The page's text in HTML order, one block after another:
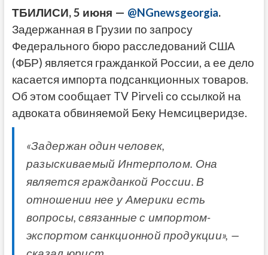
ТБИЛИСИ, 5 июня — @NGnewsgeorgia.
Задержанная в Грузии по запросу
Федерального бюро расследований США
(ФБР) является гражданкой России, а ее дело
касается импорта подсанкционных товаров.
Об этом сообщает TV Pirveli со ссылкой на
адвоката обвиняемой Беку Немсицверидзе.
«Задержан один человек,
разыскиваемый Интерполом. Она
является гражданкой России. В
отношении нее у Америки есть
вопросы, связанные с импортом-
экспортом санкционной продукции», —